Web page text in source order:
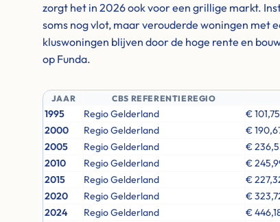
zorgt het in 2026 ook voor een grillige markt.
soms nog vlot, maar verouderde woningen met
kluswoningen blijven door de hoge rente en
op Funda.
JAAR CBS REFERENTIEREGIO
1995 Regio Gelderland
€
2000
Regio Gelderland
€
2005
Regio Gelderland
€
2010
Regio Gelderland
€
2015
Regio Gelderland
€
2020
Regio Gelderland
€
2024
Regio Gelderland
€